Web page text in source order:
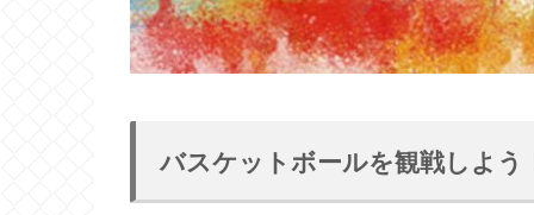
バスケットボールを観戦しよう